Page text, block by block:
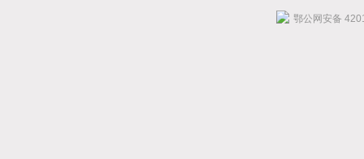
鄂公网安备